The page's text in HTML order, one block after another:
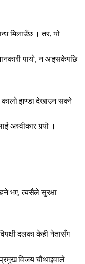
मिलाउँछ । तर, यो
पायो, न आइसकेपछि
कालो झण्डा देखाउन सक्ने
अस्वीकार गर्‍यो ।
भए, त्यसैले सुरक्षा
दलका केही नेतासँग
प्रमुख विजय चौथाइवाले